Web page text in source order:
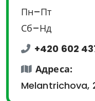
Пн–Пт
Сб–Нд
+420 602
Адреса:
Melantrichova,